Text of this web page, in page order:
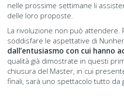
nelle prossime settimane li
delle loro proposte.
La rivoluzione non può attendere.
soddisfare le aspettative di
dall’entusiasmo con cui hanno
qualità già dimostrate in questi
chiusura del Master, in cui
finali, sarà uno spettacolo tutto da